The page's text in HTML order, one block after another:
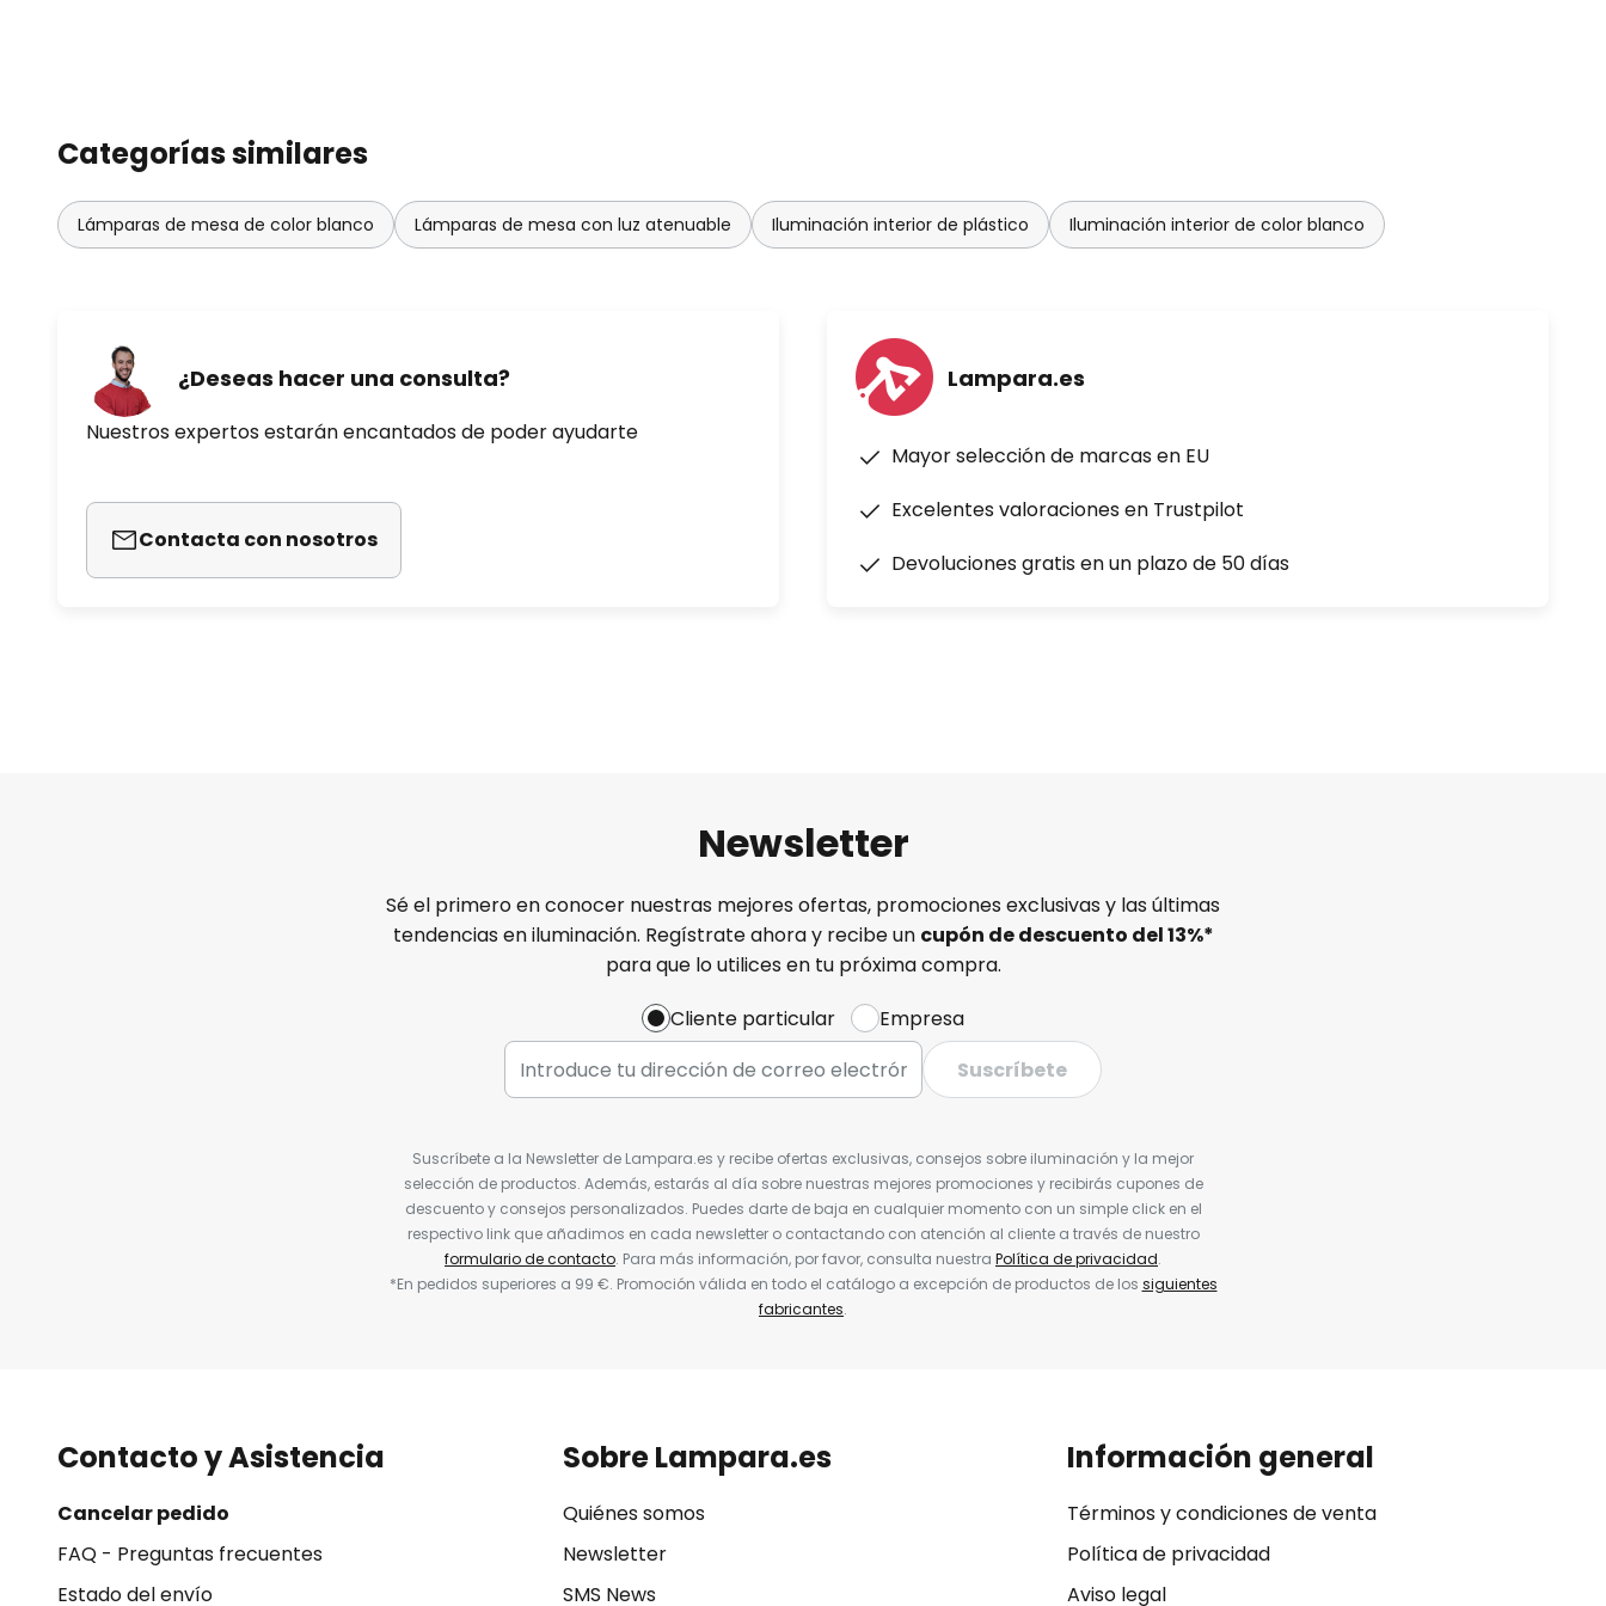
Categorías similares
Lámparas de mesa de color blanco Lámparas de mesa con luz atenuable Iluminación interior de plástico Iluminación interior de color blanco
¿Deseas hacer una consulta?
Nuestros expertos estarán encantados de poder ayudarte
Contacta con nosotros
Lampara.es
Mayor selección de marcas en EU
Excelentes valoraciones en Trustpilot
Devoluciones gratis en un plazo de 50 días
Newsletter
Sé el primero en conocer nuestras mejores ofertas, promociones exclusivas y las últimas
tendencias en iluminación. Regístrate ahora y recibe un cupón de descuento del13%*
para que lo utilices en tu próxima compra.
Cliente particular
Empresa
Suscríbete
Suscríbete a la Newsletter de Lampara.es y recibe ofertas exclusivas, consejos sobre iluminación y la mejor
selección de productos. Además, estarás al día sobre nuestras mejores promociones y recibirás cupones de
descuento y consejos personalizados. Puedes darte de baja en cualquier momento con un simple click en el
respectivo link que añadimos en cada newsletter o contactando con atención al cliente a través de nuestro
formulario de contacto. Para más información, por favor, consulta nuestra Política de privacidad.
*En pedidos superiores a 99 €. Promoción válida en todo el catálogo a excepción de productos de los siguientes
fabricantes.
Contacto y Asistencia
Cancelar pedido
FAQ - Preguntas frecuentes
Estado del envío
Sobre Lampara.es
Quiénes somos
Newsletter
SMS News
Información general
Términos y condiciones de venta
Política de privacidad
Aviso legal